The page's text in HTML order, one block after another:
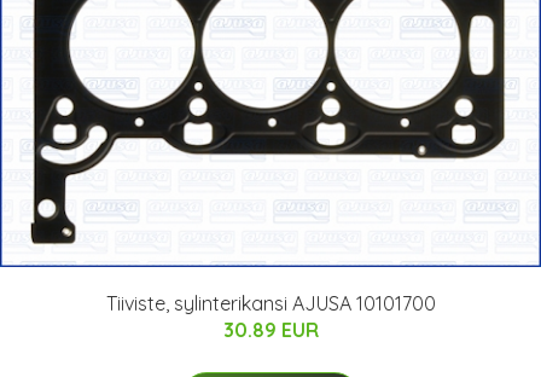
Tiiviste, sylinterikansi AJUSA 10101700
30.89 EUR